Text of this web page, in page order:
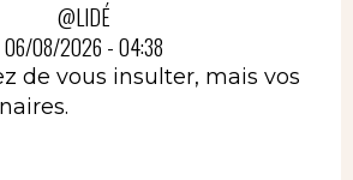
@LIDÉ
06/08/2026 - 04:38
de vous insulter, mais vos